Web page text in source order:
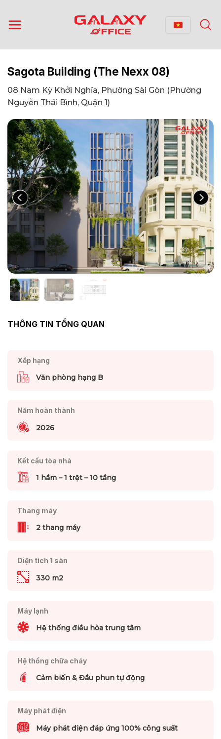
qua
nội
Sagota Building (The Nexx 08)
08 Nam Kỳ Khởi Nghĩa, Phường Sài Gòn (Phường
Nguyễn Thái Bình, Quận 1)
THÔNG TIN TỔNG QUAN
Xếp hạng
Văn phòng hạng B
Năm hoàn thành
2026
Kết cấu tòa nhà
1 hầm – 1 trệt – 10 tầng
Thang máy
2 thang máy
Diện tích 1 sàn
330 m2
Máy lạnh
Hệ thống điều hòa trung tâm
Hệ thống chữa cháy
Cảm biến & Đầu phun tự động
Máy phát điện
Máy phát điện đáp ứng 100% công suất